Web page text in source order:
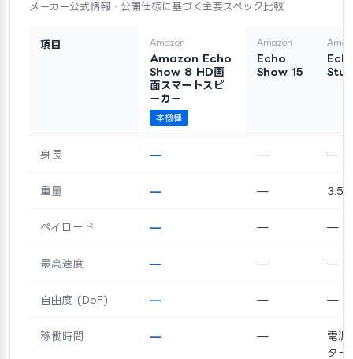
メーカー公式情報・公開仕様に基づく主要スペック比較
項目 Amazon
Amazon Echo
Show 8 HD画
面スマートスピ
ーカー
本機種
Amazon
Echo
Show 15
身長 — — —
重量 — —
ペイロード — — —
最高速度 — — —
自由度 (DoF) — — —
稼働時間 — —
電源
ター